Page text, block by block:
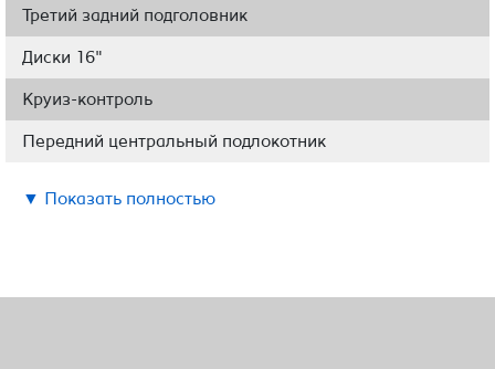
Третий задний подголовник
Диски 16"
Круиз-контроль
Передний центральный подлокотник
▼ Показать полностью